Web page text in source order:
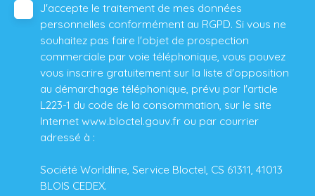
J'accepte le traitement de mes données
personnelles conformément au RGPD. Si vous ne
souhaitez pas faire l'objet de prospection
commerciale par voie téléphonique, vous pouvez
vous inscrire gratuitement sur la liste d'opposition
au démarchage téléphonique, prévu par l'article
L223-1 du code de la consommation, sur le site
Internet www.bloctel.gouv.fr ou par courrier
adressé à :
Société Worldline, Service Bloctel, CS 61311, 41013
BLOIS CEDEX.